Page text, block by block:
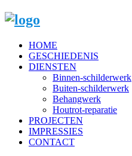
HOME
GESCHIEDENIS
DIENSTEN
Binnen-schilderwerk
Buiten-schilderwerk
Behangwerk
Houtrot-reparatie
PROJECTEN
IMPRESSIES
CONTACT